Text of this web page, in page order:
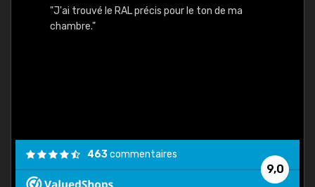
"J'ai trouvé le RAL précis pour le ton de ma
chambre."
9,0
463commentaires